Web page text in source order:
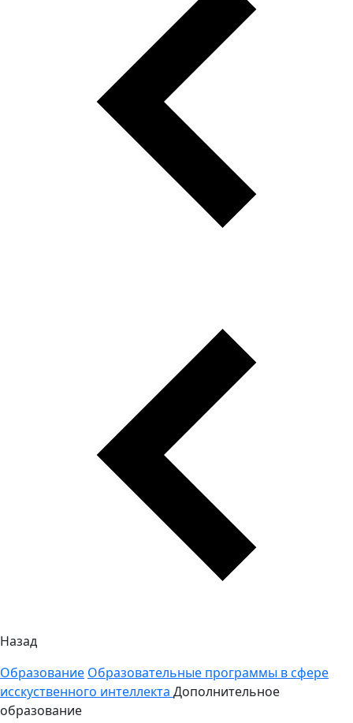
Назад
Образование Образовательные программы в сфере
исскуственного интеллекта Дополнительное
образование